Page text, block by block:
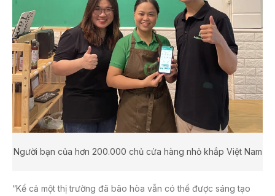
Người bạn của hơn 200.000 chủ cửa hàng nhỏ khắp Việt Nam
“Kể cả một thị trường đã bão hòa vẫn có thể được sáng tạo